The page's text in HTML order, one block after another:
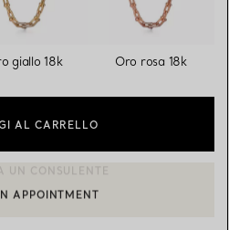
giallo 18k Oro rosa 18k
AL CARRELLO
CLIENTI O PRENOTA UN
APPOINTMENT